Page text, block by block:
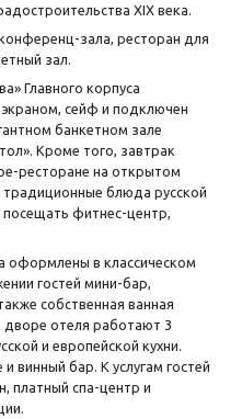
XIX века.
зала, ресторан для
зал.
Главного корпуса
экраном, сейф и подключен
банкетном зале
Кроме того, завтрак
ресторане на открытом
традиционные блюда русской
посещать фитнес-центр,
оформлены в классическом
гостей мини-бар,
собственная ванная
отеля работают 3
и европейской кухни.
винный бар. К услугам гостей
платный спа-центр и